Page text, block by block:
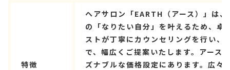
特徴
ヘアサロン「EARTH（アース）」は
の「なりたい自分」を叶えるため、
ストが丁寧にカウンセリングを行い
で、幅広くご提案いたします。アース
ズナブルな価格設定にあります。広々